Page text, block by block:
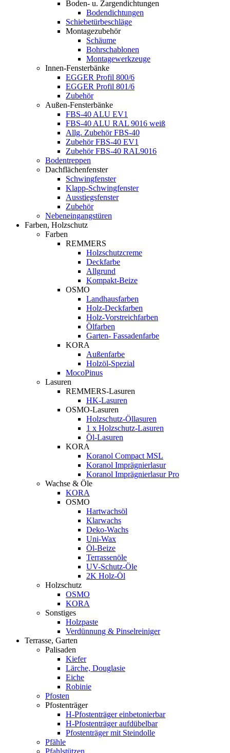
Boden- u. Zargendichtungen
Bodendichtungen
Schiebetürbeschläge
Montagezubehör
Schäume
Bohrschablonen
Montagewerkzeuge
Innen-Fensterbänke
EGGER Profil 800/6
EGGER Profil 801/6
Zubehör
Außen-Fensterbänke
FBS-40 ALU EV1
FBS-40 ALU RAL 9016 weiß
Allg. Zubehör FBS-40
Zubehör FBS-40 EV1
Zubehör FBS-40 RAL9016
Bodentreppen
Dachflächenfenster
Schwingfenster
Klapp-Schwingfenster
Ausstiegsfenster
Zubehör
Nebeneingangstüren
Farben, Holzschutz
Farben
REMMERS
Holzschutzcreme
Deckfarbe
Allgrund
Kompakt-Beize
OSMO
Landhausfarben
Holz-Deckfarben
Holz-Vorstreichfarben
Ölfarben
Garten- Fassadenfarbe
KORA
Außenfarbe
Holzöl-Spezial
MocoPinus
Lasuren
REMMERS-Lasuren
HK-Lasuren
OSMO-Lasuren
Holzschutz-Öllasuren
1 x Holzschutz-Lasuren
Öl-Lasuren
KORA
Koranol Compact MSL
Koranol Imprägnierlasur
Koranol Imprägnierlasur Pro
Wachse & Öle
KORA
OSMO
Hartwachsöl
Klarwachs
Deko-Wachs
Uni-Wax
Öl-Beize
Terrassenöle
UV-Schutz-Öle
2K Holz-Öl
Holzschutz
OSMO
KORA
Sonstiges
Holzpaste
Verdünnung & Pinselreiniger
Terrasse, Garten
Palisaden
Kiefer
Lärche, Douglasie
Eiche
Robinie
Pfosten
Pfostenträger
H-Pfostenträger einbetonierbar
H-Pfostenträger aufdübelbar
Pfostenträger mit Steindolle
Pfähle
Pfahlstützen